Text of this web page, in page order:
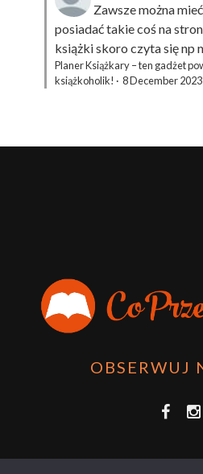
Zawsze można
posiadać takie coś na
książki skoro czyta się np
Planer Książkary – ten gadżet
książkoholik! · 8 December 2023
OBSERWUJ